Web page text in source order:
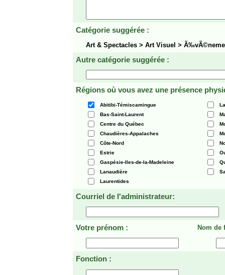
Catégorie suggérée :
Art & Spectacles > Art Visuel >
Autre catégorie suggérée :
Régions où vous avez une présence
Abitibi-Témiscamingue
Bas-Saint-Laurent
Centre du Québec
Chaudières-Appalaches
Côte-Nord
Estrie
Gaspésie-Iles-de-la-Madeleine
Lanaudière
Laurentides
Courriel de l'administrateur:
Votre prénom : Nom de
Fonction :